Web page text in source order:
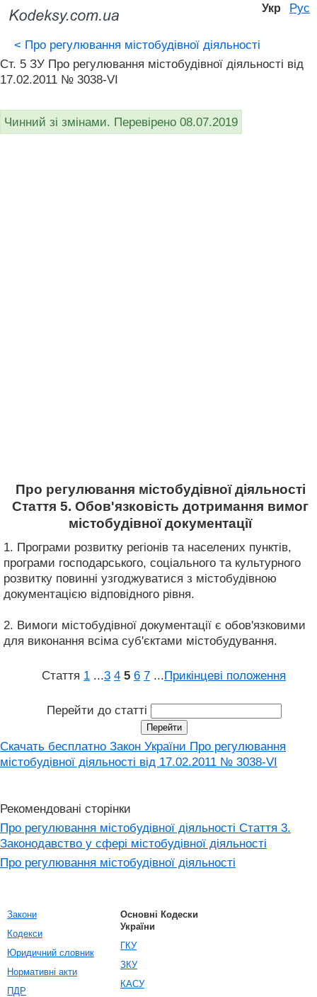
Укр Рус
< Про регулювання містобудівної діяльності
Ст. 5 ЗУ Про регулювання містобудівної діяльності вiд
17.02.2011 № 3038-VI
Чинний зі змінами. Перевірено 08.07.2019
Про регулювання містобудівної діяльності
Стаття 5. Обов'язковість дотримання вимог
містобудівної документації
1. Програми розвитку регіонів та населених пунктів,
програми господарського, соціального та культурного
розвитку повинні узгоджуватися з містобудівною
документацією відповідного рівня.
2. Вимоги містобудівної документації є обов'язковими
для виконання всіма суб'єктами містобудування.
Стаття 1 ...3 4 5 6 7 ...Прикінцеві положення
Перейти до статті
Скачать бесплатно Закон України Про регулювання
містобудівної діяльності вiд 17.02.2011 № 3038-VI
Рекомендовані сторінки
Про регулювання містобудівної діяльності Стаття 3.
Законодавство у сфері містобудівної діяльності
Про регулювання містобудівної діяльності
Закони
Кодекси
Юридичний словник
Нормативні акти
ПДР
Основні Кодески
України
ГКУ
ЗКУ
КАСУ